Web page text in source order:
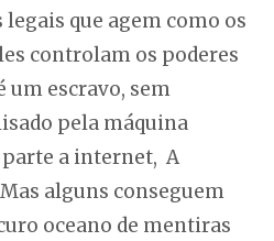
que agem como os
controlam os poderes
um escravo, sem
pela máquina
a internet, A
alguns conseguem
oceano de mentiras